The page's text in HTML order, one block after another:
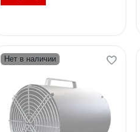
Нет в наличии